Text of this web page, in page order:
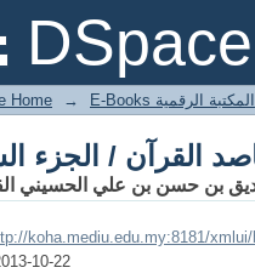
القرآن / الجزء
Home → المكتبة الرقمية
القرآن / الجزء
بن حسن بن علي الحسيني
koha.mediu.edu.my:8181/
10-22